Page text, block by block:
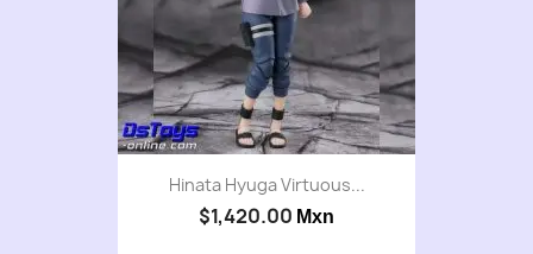
Hinata Hyuga Virtuous...
$1,420.00 Mxn